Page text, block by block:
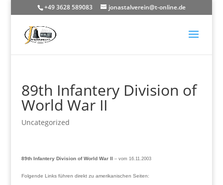
+49 3628 589083 jonastalverein@t-online.de
89th Infantery Division of
World War II
Uncategorized
89th Infantery Division of World War II – vom 16.11.2003
Folgende Links führen direkt zu amerikanischen Seiten: